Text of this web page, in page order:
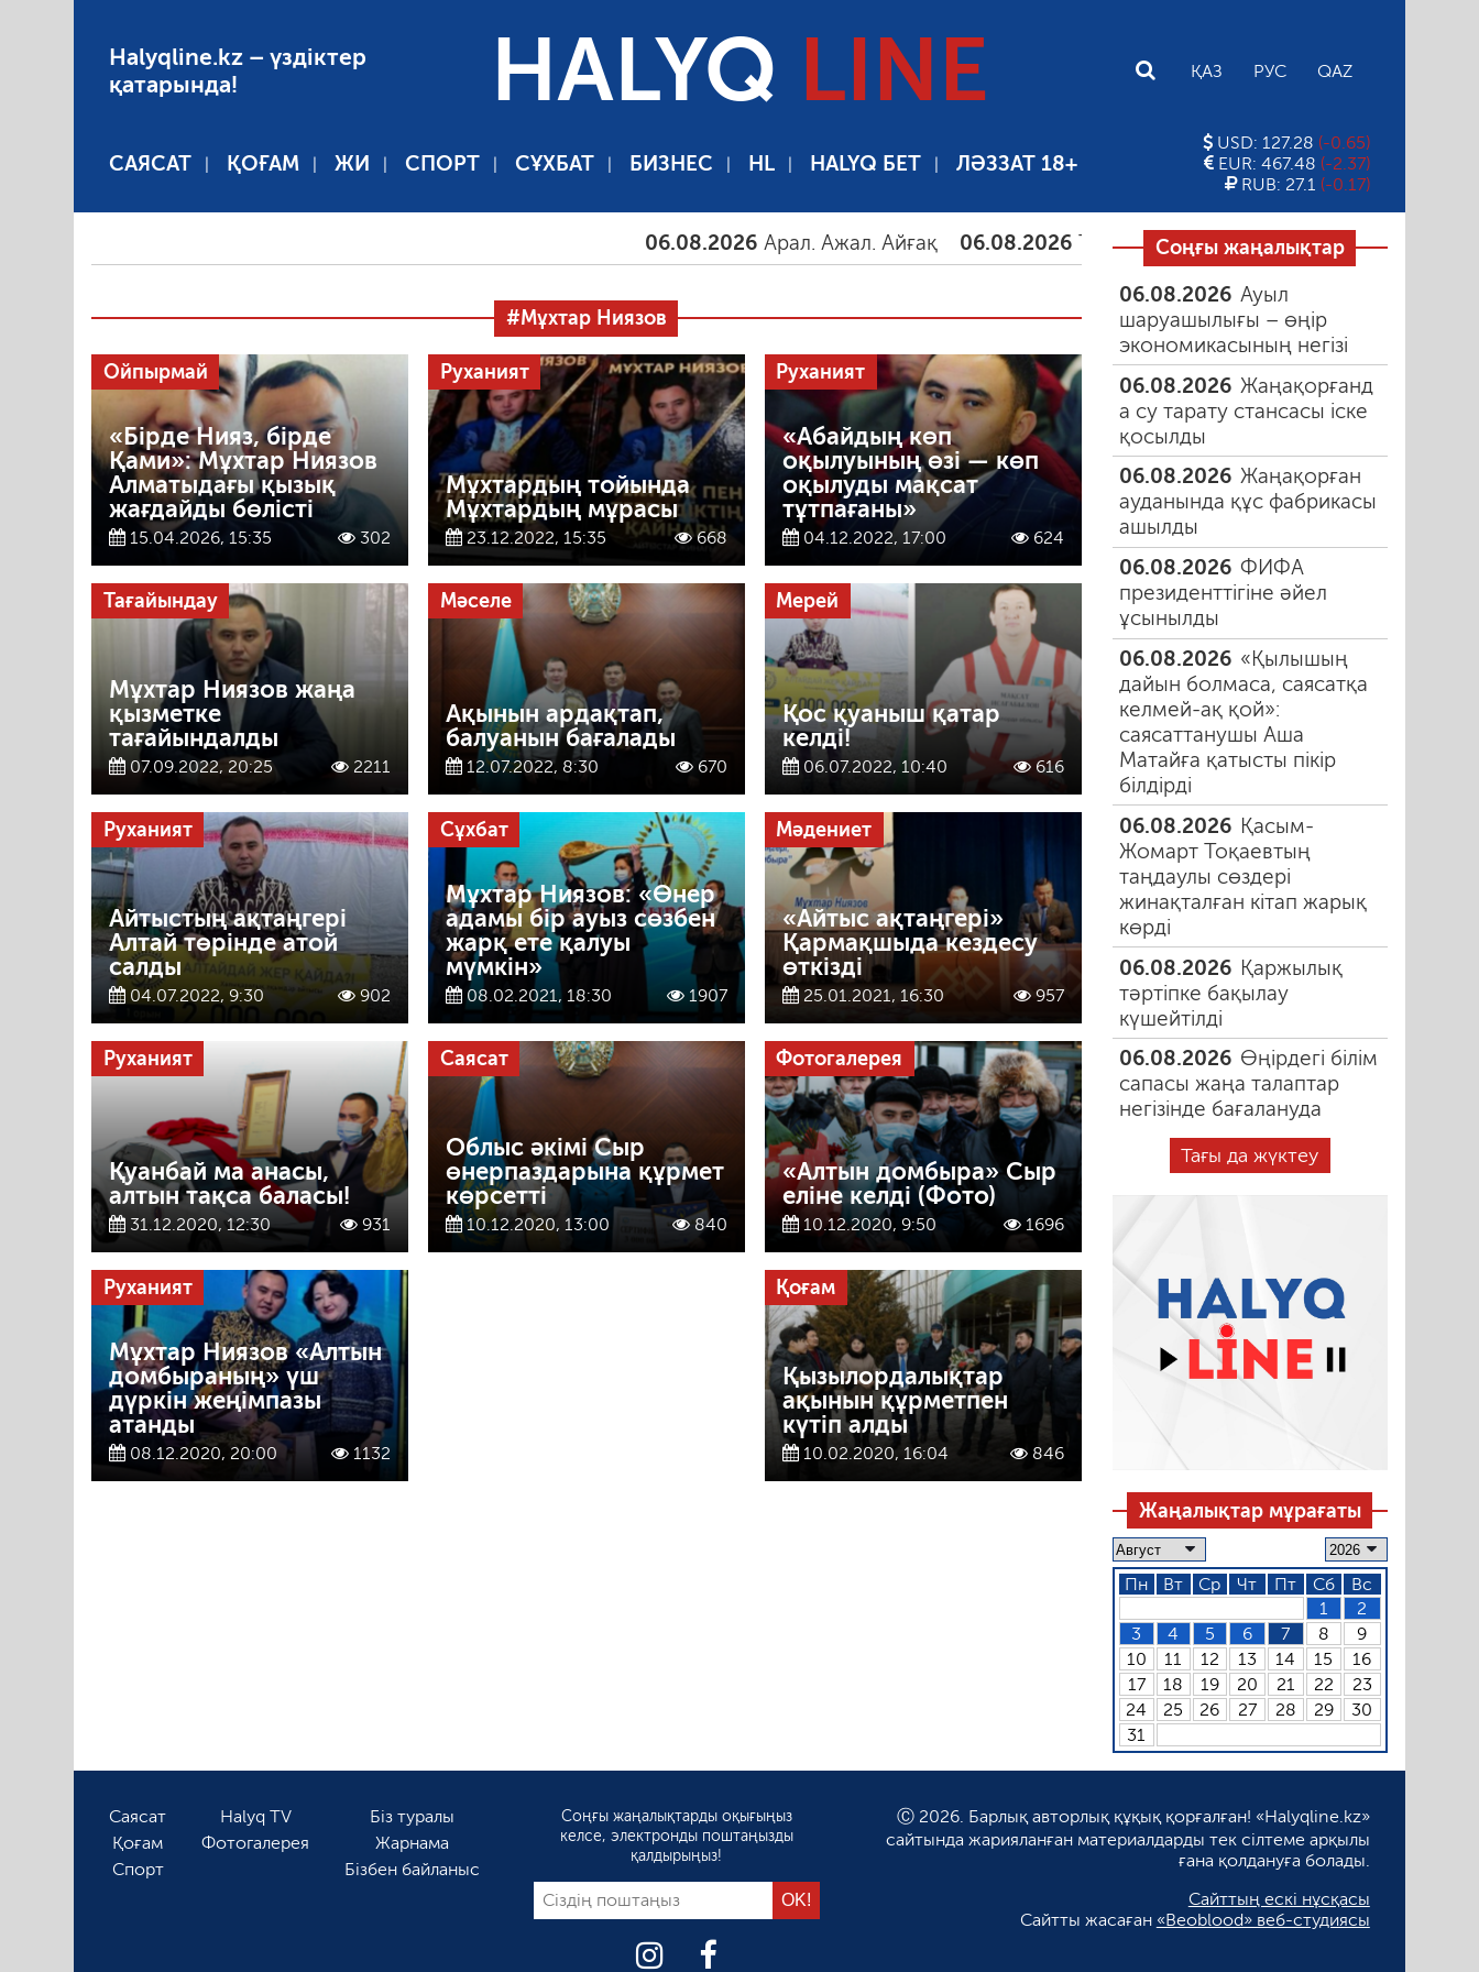
Halyqline.kz – үздіктер
қатарында!
HALYQ LINE ҚАЗ РУС QAZ
САЯСАТ ҚОҒАМ ЖИ СПОРТ СҰХБАТ БИЗНЕС HL HALYQ БЕТ ЛӘЗЗАТ 18+
USD: 127.28 (-0.65)
EUR: 467.48 (-2.37)
RUB: 27.1 (-0.17)
06.08.2026 Арал. Ажал. Айғақ 06.08.2026 Тамыздағы таңғы түтін 06.08.2026 Құмарлық
#Мұхтар Ниязов
Ойпырмай
«Бірде Нияз, бірде
Қами»: Мұхтар Ниязов
Алматыдағы қызық
жағдайды бөлісті
15.04.2026, 15:35 302
Руханият
Мұхтардың тойында
Мұхтардың мұрасы
23.12.2022, 15:35 668
Руханият
«Абайдың көп
оқылуының өзі — көп
оқылуды мақсат
тұтпағаны»
04.12.2022, 17:00 624
Тағайындау
Мұхтар Ниязов жаңа
қызметке
тағайындалды
07.09.2022, 20:25 2211
Мәселе
Ақынын ардақтап,
балуанын бағалады
12.07.2022, 8:30 670
Мерей
Қос қуаныш қатар
келді!
06.07.2022, 10:40 616
Руханият
Айтыстың ақтаңгері
Алтай төрінде атой
салды
04.07.2022, 9:30 902
Сұхбат
Мұхтар Ниязов: «Өнер
адамы бір ауыз сөзбен
жарқ ете қалуы
мүмкін»
08.02.2021, 18:30 1907
Мәдениет
«Айтыс ақтаңгері»
Қармақшыда кездесу
өткізді
25.01.2021, 16:30 957
Руханият
Қуанбай ма анасы,
алтын тақса баласы!
31.12.2020, 12:30 931
Саясат
Облыс әкімі Сыр
өнерпаздарына құрмет
көрсетті
10.12.2020, 13:00 840
Фотогалерея
«Алтын домбыра» Сыр
еліне келді (Фото)
10.12.2020, 9:50 1696
Руханият
Мұхтар Ниязов «Алтын
домбыраның» үш
дүркін жеңімпазы
атанды
08.12.2020, 20:00 1132
Қоғам
Қызылордалықтар
ақынын құрметпен
күтіп алды
10.02.2020, 16:04 846
Соңғы жаңалықтар
06.08.2026 Ауыл
шаруашылығы – өңір
экономикасының негізі
06.08.2026 Жаңақорғанд
а су тарату стансасы іске
қосылды
06.08.2026 Жаңақорған
ауданында құс фабрикасы
ашылды
06.08.2026 ФИФА
президенттігіне әйел
ұсынылды
06.08.2026 «Қылышың
дайын болмаса, саясатқа
келмей-ақ қой»:
саясаттанушы Аша
Матайға қатысты пікір
білдірді
06.08.2026 Қасым-
Жомарт Тоқаевтың
таңдаулы сөздері
жинақталған кітап жарық
көрді
06.08.2026 Қаржылық
тәртіпке бақылау
күшейтілді
06.08.2026 Өңірдегі білім
сапасы жаңа талаптар
негізінде бағалануда
Тағы да жүктеу
Жаңалықтар мұрағаты
Пн Вт Ср Чт Пт Сб
Вс
1
2
3
4 5 6 7 8
9
10
11 12 13 14 15
16
17
18 19 20 21 22
23
24
25 26 27 28 29
30
31
Саясат
Қоғам
Спорт
Halyq TV
Фотогалерея
Біз туралы
Жарнама
Бізбен байланыс
Соңғы жаңалықтарды оқығыңыз
келсе, электронды поштаңызды
қалдырыңыз!
Ⓒ 2026. Барлық авторлық құқық қорғалған! «Halyqline.kz»
сайтында жарияланған материалдарды тек сілтеме арқылы
ғана қолдануға болады.
Сайттың ескі нұсқасы
Сайтты жасаған «Beoblood» веб-студиясы